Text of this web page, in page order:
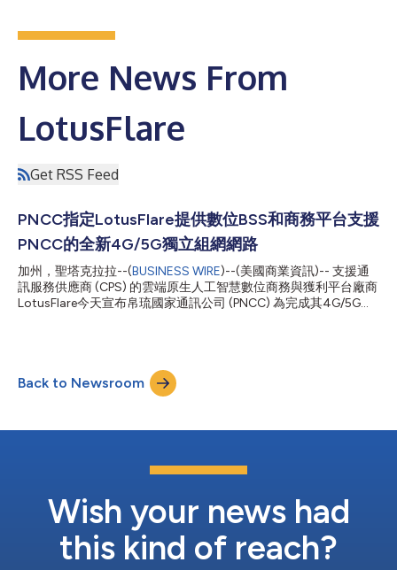
More News From
LotusFlare
Get RSS Feed
PNCC指定LotusFlare提供數位BSS和商務平台支援
PNCC的全新4G/5G獨立組網網路
加州，聖塔克拉拉--(BUSINESS WIRE)--(美國商業資訊)-- 支援通
訊服務供應商 (CPS) 的雲端原生人工智慧數位商務與獲利平台廠商
LotusFlare今天宣布帛琉國家通訊公司 (PNCC) 為完成其4G/5G獨
配合PNCC長期數位和區域策略實現獨特多租戶功能。 PNCC為提
高產品上市速度、昇華客戶體驗並增進長期營運效率，已展開一項
全面性的技術現代化工程。LotusFlare憑藉著技術精湛的團隊、雲
驗，在激烈的招標過程中脫穎而出，雀屏中選。 身為帛琉共和國
放架構原則規畫的4G/5G SA行動網絡，並整合雲端原生核心網、
OSS、BSS和數位平台。這項轉型工程預計將提高服務靈活性、加
置孤立無法阻礙...
Back to Newsroom
Wish your news had
this kind of reach?